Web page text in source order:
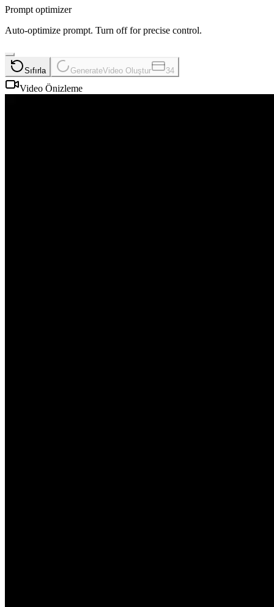
Prompt optimizer
Auto-optimize prompt. Turn off for precise control.
Sıfırla GenerateVideo Oluştur 34
Video Önizleme